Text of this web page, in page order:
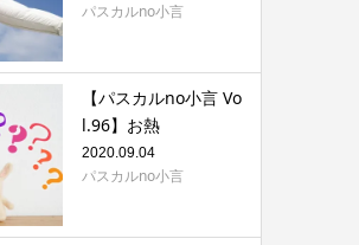
パスカルno小言
【パスカルno小言 Vo
l.96】お熱
2020.09.04
パスカルno小言